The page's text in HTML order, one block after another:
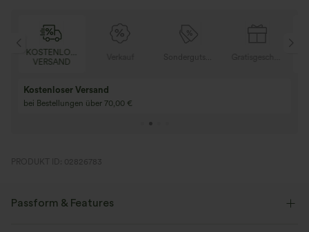
KOSTENLOSER
VERSAND
Kostenloser Versand
bei Bestellungen über 70,00 €
PRODUKT ID: 02826783
Passform & Features